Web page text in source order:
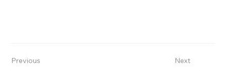
Previous Next